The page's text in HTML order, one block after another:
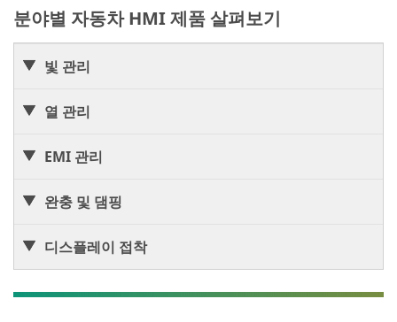
분야별 자동차 HMI 제품 살펴보기
빛 관리
열 관리
EMI 관리
완충 및 댐핑
디스플레이 접착